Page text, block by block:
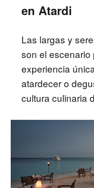
en Atardi
Las largas y
son el escenario
experiencia
atardecer o
cultura culinaria